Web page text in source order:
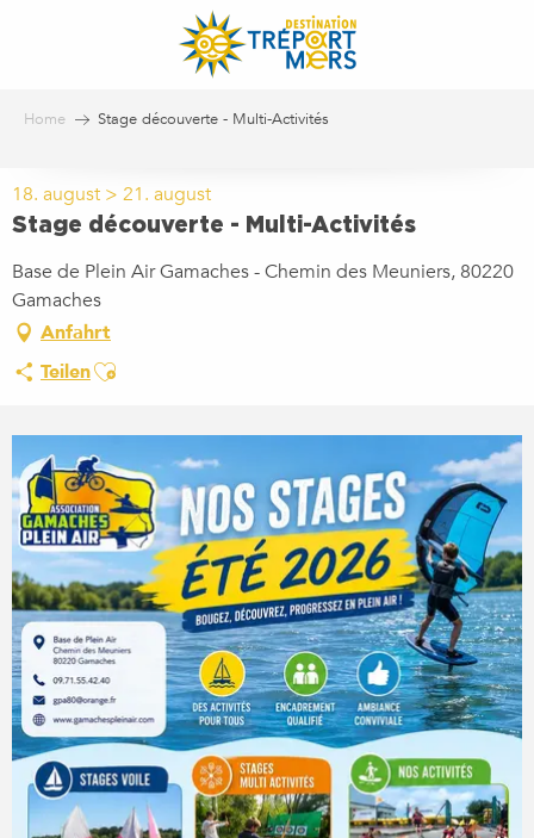
Home Stage découverte - Multi-Activités
18. august > 21. august
Stage découverte - Multi-Activités
Base de Plein Air Gamaches - Chemin des Meuniers, 80220
Gamaches
Anfahrt
TeilenAjouter aux favoris